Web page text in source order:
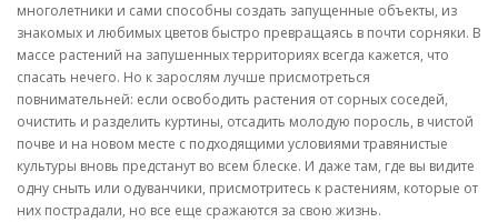
многолетники и сами способны создать запущенные объекты, из
знакомых и любимых цветов быстро превращаясь в почти сорняки. В
массе растений на запушенных территориях всегда кажется, что
спасать нечего. Но к зарослям лучше присмотреться
повнимательней: если освободить растения от сорных соседей,
очистить и разделить куртины, отсадить молодую поросль, в чистой
почве и на новом месте с подходящими условиями травянистые
культуры вновь предстанут во всем блеске. И даже там, где вы видите
одну сныть или одуванчики, присмотритесь к растениям, которые от
них пострадали, но все еще сражаются за свою жизнь.